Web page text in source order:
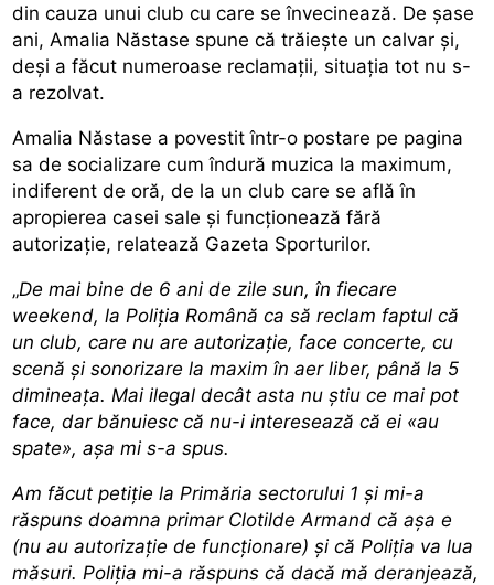
din cauza unui club cu care se învecinează. De șase
ani, Amalia Năstase spune că trăiește un calvar și,
deși a făcut numeroase reclamații, situația tot nu s-
a rezolvat.
Amalia Năstase a povestit într-o postare pe pagina
sa de socializare cum îndură muzica la maximum,
indiferent de oră, de la un club care se află în
apropierea casei sale și funcționează fără
autorizație, relatează Gazeta Sporturilor.
„De mai bine de 6 ani de zile sun, în fiecare
weekend, la Poliția Română ca să reclam faptul că
un club, care nu are autorizație, face concerte, cu
scenă și sonorizare la maxim în aer liber, până la 5
dimineața. Mai ilegal decât asta nu știu ce mai pot
face, dar bănuiesc că nu-i interesează că ei «au
spate», așa mi s-a spus.
Am făcut petiție la Primăria sectorului 1 și mi-a
răspuns doamna primar Clotilde Armand că așa e
(nu au autorizație de funcționare) și că Poliția va lua
măsuri. Poliția mi-a răspuns că dacă mă deranjează,